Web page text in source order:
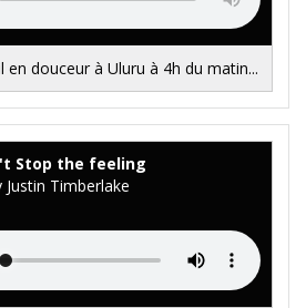
en douceur à Uluru à 4h du matin...
Stop the feeling
Justin Timberlake